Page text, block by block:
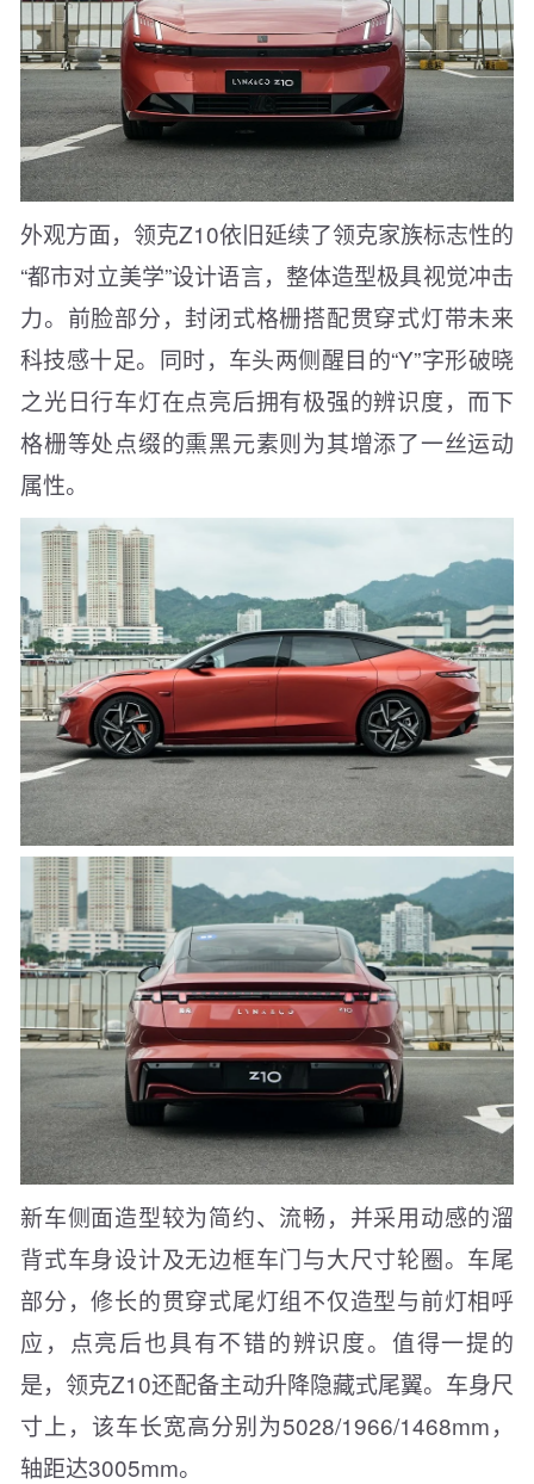
外观方面，领克Z10依旧延续了领克家族标志性的
“都市对立美学”设计语言，整体造型极具视觉冲击
力。前脸部分，封闭式格栅搭配贯穿式灯带未来
科技感十足。同时，车头两侧醒目的“Y”字形破晓
之光日行车灯在点亮后拥有极强的辨识度，而下
格栅等处点缀的熏黑元素则为其增添了一丝运动
属性。
新车侧面造型较为简约、流畅，并采用动感的溜
背式车身设计及无边框车门与大尺寸轮圈。车尾
部分，修长的贯穿式尾灯组不仅造型与前灯相呼
应，点亮后也具有不错的辨识度。值得一提的
是，领克Z10还配备主动升降隐藏式尾翼。车身尺
寸上，该车长宽高分别为5028/1966/1468mm，
轴距达3005mm。